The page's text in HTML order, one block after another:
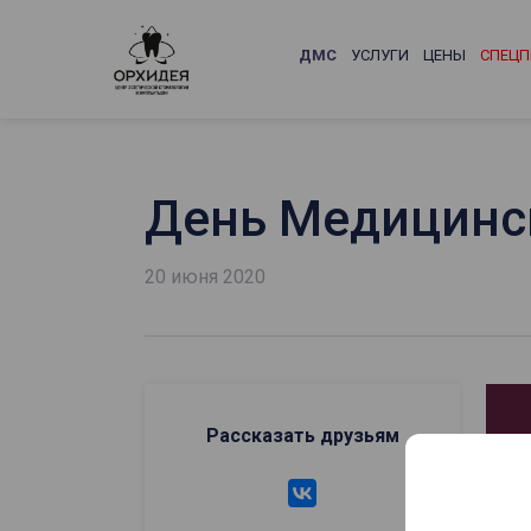
ДМС УСЛУГИ ЦЕНЫ
День
20 июня 2020
Рассказать друзьям